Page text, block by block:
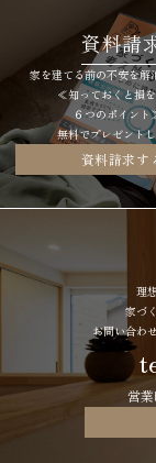
資料請
家を建てる前の不安を解
≪知っておくと損
６つのポイン
無料でプレゼントし
資料請求す
理
家づ
お問い合わ
営